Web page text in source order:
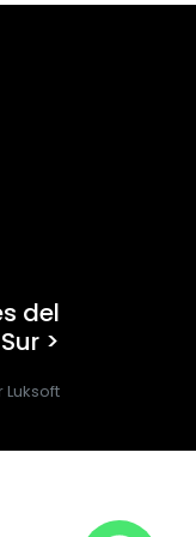
del
>